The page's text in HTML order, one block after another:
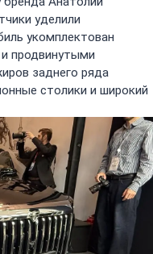
уделили
укомплектован
продвинутыми
заднего ряда
столики и широкий